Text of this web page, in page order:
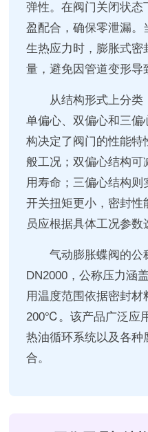
弹性。在阀门关闭状态
盈配合，确保零泄漏
生热应力时，膨胀式密
量，避免因管道变形导
从结构形式上分类
单偏心、双偏心和三
构决定了阀门的性能特
般工况；双偏心结构可
用寿命；三偏心结构则
开关扭矩更小，密封性
员应根据具体工况参数
气动膨胀蝶阀的公
DN2000，公称压力涵
用温度范围依据密封
200℃。该产品广泛应
热油循环系统以及各种
合。